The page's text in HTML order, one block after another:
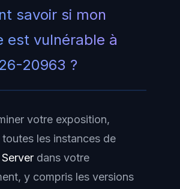
savoir si mon
est vulnérable à
20963 ?
votre exposition,
les instances de
dans votre
y compris les versions